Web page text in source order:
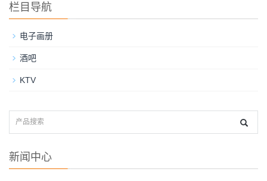
栏目导航
电子画册
酒吧
KTV
新闻中心